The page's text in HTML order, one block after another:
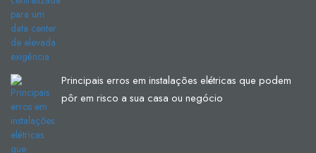
Principais erros em instalações elétricas que podem
pôr em risco a sua casa ou negócio